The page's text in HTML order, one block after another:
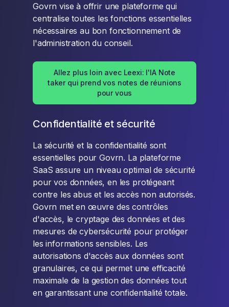
Govrn vise à offrir une plateforme qui
centralise toutes les fonctions essentielles
nécessaires au bon fonctionnement de
l'administration du conseil.
Allez plus loin avec Leexi: l'IA Note
taker qui prend vos notes de réunions
pour vous
Confidentialité et sécurité
La sécurité et la confidentialité sont
essentielles pour Govrn. La plateforme
SaaS assure un niveau optimal de sécurité
pour vos données, en les protégeant
contre les abus et les accès non autorisés.
Govrn met en œuvre des contrôles
d'accès, le cryptage des données et des
mesures de cybersécurité pour protéger
les informations sensibles. Les
autorisations d'accès aux données sont
granulaires, ce qui permet une efficacité
maximale de la gestion des données tout
en garantissant une confidentialité totale.